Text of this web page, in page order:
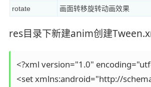
rotate
画面转移旋转动画效果
res目录下新建anim创建
<?xml version="1.0"
<set xmlns:android="http://